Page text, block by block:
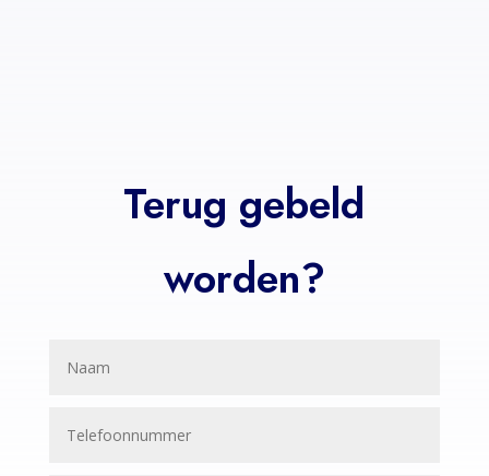
Terug gebeld
worden?